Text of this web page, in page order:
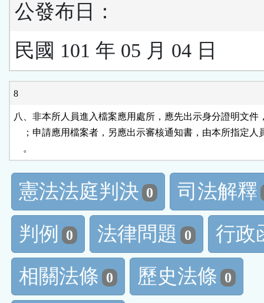
公發布日：
民國 101 年 05 月 04 日
8
八、非本所人員進入檔案應用處所，應先出示身分證明文件
；申請應用檔案者，另應出示審核通知書，由本所指定人
    。
憲法法庭判決 0
司法解釋
判例
0 法律問題 0
行政
相關法條 0 歷史法條 0